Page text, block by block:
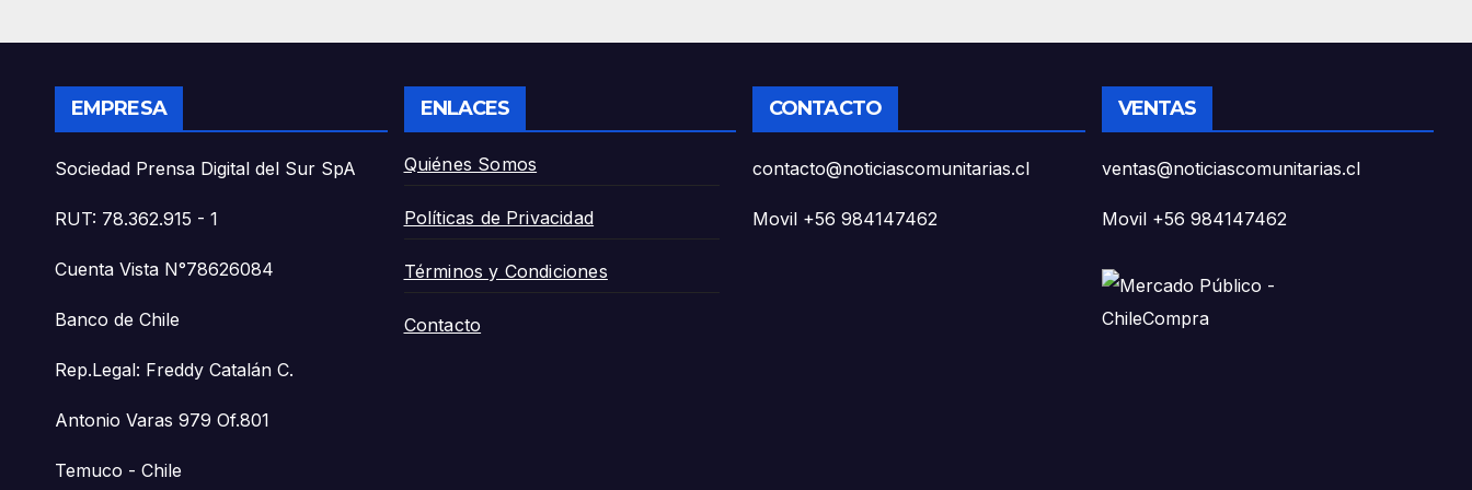
sexuales».
Antofagasta».
construcción en
EMPRESA
Sociedad Prensa Digital del Sur SpA
RUT: 78.362.915 - 1
Cuenta Vista N°78626084
Banco de Chile
Rep.Legal: Freddy Catalán C.
Antonio Varas 979 Of.801
Temuco - Chile
ENLACES
Quiénes Somos
Políticas de Privacidad
Términos y Condiciones
Contacto
CONTACTO
contacto@noticiascomunitarias.cl
Movil +56 984147462
VENTAS
ventas@noticiascomunitarias.cl
Movil +56 984147462